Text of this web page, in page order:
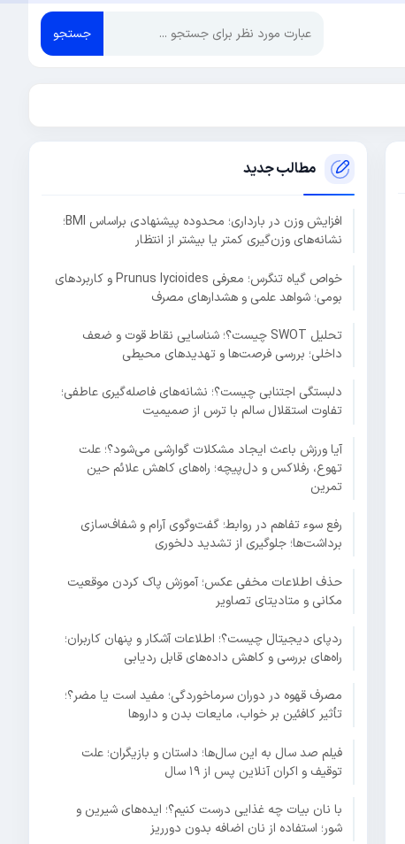
جستجو
مطالب جدید
افزایش وزن در بارداری؛ محدوده پیشنهادی براساس BMI؛
نشانه‌های وزن‌گیری کمتر یا بیشتر از انتظار
خواص گیاه تنگرس؛ معرفی Prunus lycioides و کاربردهای
بومی؛ شواهد علمی و هشدارهای مصرف
تحلیل SWOT چیست؟؛ شناسایی نقاط قوت و ضعف
داخلی؛ بررسی فرصت‌ها و تهدیدهای محیطی
دلبستگی اجتنابی چیست؟؛ نشانه‌های فاصله‌گیری عاطفی؛
تفاوت استقلال سالم با ترس از صمیمیت
آیا ورزش باعث ایجاد مشکلات گوارشی می‌شود؟؛ علت
تهوع، رفلاکس و دل‌پیچه؛ راه‌های کاهش علائم حین
تمرین
رفع سوء تفاهم در روابط؛ گفت‌وگوی آرام و شفاف‌سازی
برداشت‌ها؛ جلوگیری از تشدید دلخوری
حذف اطلاعات مخفی عکس؛ آموزش پاک کردن موقعیت
مکانی و متادیتای تصاویر
ردپای دیجیتال چیست؟؛ اطلاعات آشکار و پنهان کاربران؛
راه‌های بررسی و کاهش داده‌های قابل ردیابی
مصرف قهوه در دوران سرماخوردگی؛ مفید است یا مضر؟؛
تأثیر کافئین بر خواب، مایعات بدن و داروها
فیلم صد سال به این سال‌ها؛ داستان و بازیگران؛ علت
توقیف و اکران آنلاین پس از ۱۹ سال
با نان بیات چه غذایی درست کنیم؟؛ ایده‌های شیرین و
شور؛ استفاده از نان اضافه بدون دورریز